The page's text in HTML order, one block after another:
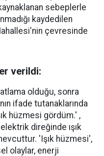
sebeplerle
kaydedilen
çevresinde
verildi:
olduğu, sonra
ifade tutanaklarında
hüzmesi gördüm.' ,
direğinde ışık
'Işık hüzmesi',
olaylar, enerji